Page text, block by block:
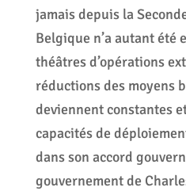
jamais depuis la
Belgique n’a autant été
théâtres d’opérations
réductions des moyens
deviennent constantes
capacités de
dans son accord
gouvernement de